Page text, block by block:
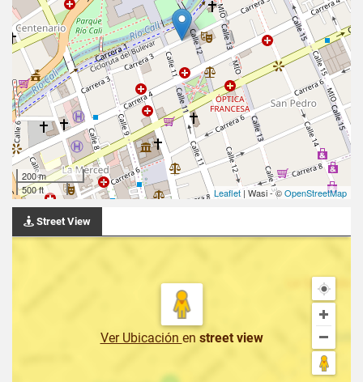
200 m
500 ft
Leaflet | Wasi - ©OpenStreetMap
Street View
Ver Ubicación en street view